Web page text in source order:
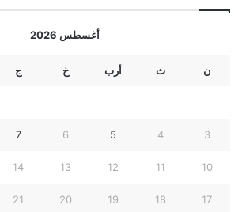
أغسطس 2026
ن ث أرب خ ج
3
4
5
6
7
10
11
12
13
14
17
18
19
20
21